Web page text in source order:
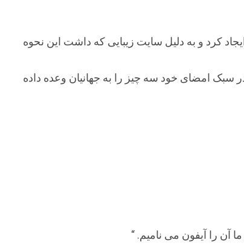
کرد و به دلیل سایت زیبایی که داشت این نحوه
در سبک امضای خود سه چیز را به جهانیان وعده داده
آن را آیفون می نامیم. “